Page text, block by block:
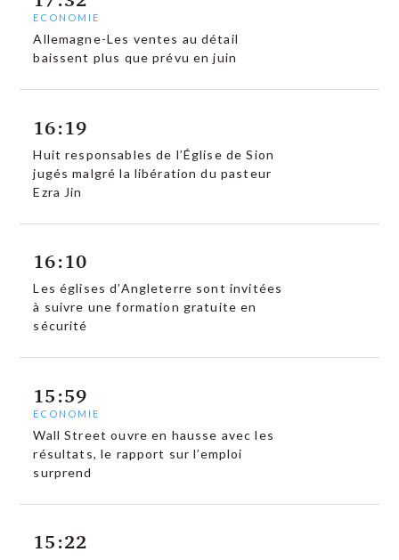
ECONOMIE
Allemagne-Les ventes au détail
baissent plus que prévu en juin
16:19
Huit responsables de l’Église de Sion
jugés malgré la libération du pasteur
Ezra Jin
16:10
Les églises d’Angleterre sont invitées
à suivre une formation gratuite en
sécurité
15:59
ECONOMIE
Wall Street ouvre en hausse avec les
résultats, le rapport sur l’emploi
surprend
15:22